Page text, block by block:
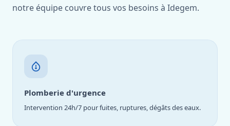
notre équipe couvre tous vos besoins à Idegem.
Plomberie d'urgence
Intervention 24h/7 pour fuites, ruptures, dégâts des eaux.